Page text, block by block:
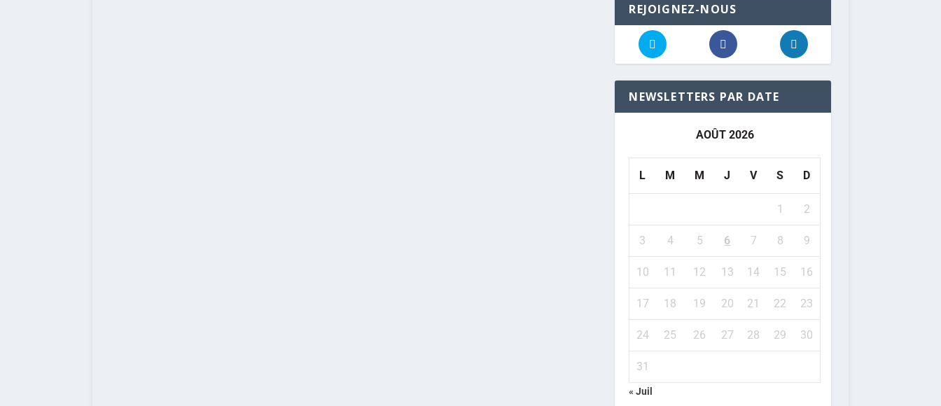
REJOIGNEZ-NOUS
NEWSLETTERS PAR DATE
AOÛT 2026
L M M J V S D
1 2
3 4 5 6 7 8 9
10 11 12 13 14 15 16
17 18 19 20 21 22 23
24 25 26 27 28 29 30
31
« Juil